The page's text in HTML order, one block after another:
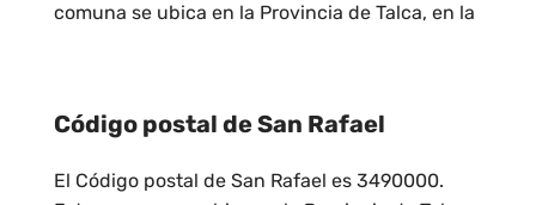
comuna se ubica en la Provincia de Talca, en la
Código postal de San Rafael
El Código postal de San Rafael es 3490000.